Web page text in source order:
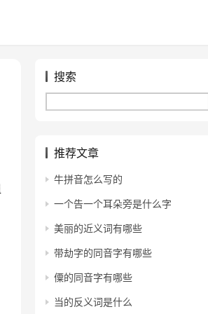
搜索
推荐文章
牛拼音怎么写的
一个告一个耳朵旁是什么字
美丽的近义词有哪些
带劫字的同音字有哪些
僳的同音字有哪些
当的反义词是什么